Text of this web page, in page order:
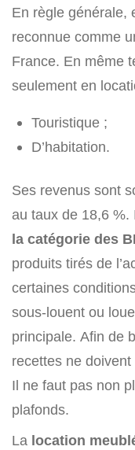
En règle générale,
reconnue comme
France. En même
seulement en
Touristique ;
D’habitation.
Ses revenus sont
au taux de 18,6 %.
la catégorie des
produits tirés de
certaines
sous-louent ou
principale. Afin de
recettes ne
Il ne faut pas non
plafonds.
La location